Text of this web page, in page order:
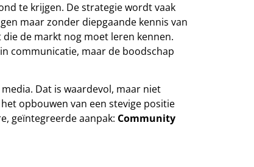
te krijgen. De strategie wordt vaak
maar zonder diepgaande kennis van
de markt nog moet leren kennen.
communicatie, maar de boodschap
Dat is waardevol, maar niet
opbouwen van een stevige positie
geïntegreerde aanpak: Community